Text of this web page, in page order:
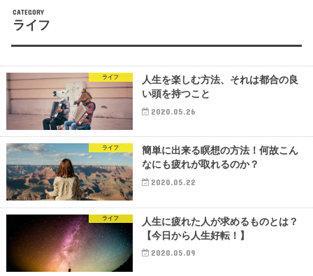
CATEGORY
ライフ
ライフ
人生を楽しむ方法、それは都合の良
い頭を持つこと
2020.05.26
ライフ
簡単に出来る瞑想の方法！何故こん
なにも疲れが取れるのか？
2020.05.22
ライフ
人生に疲れた人が求めるものとは？
【今日から人生好転！】
2020.05.09